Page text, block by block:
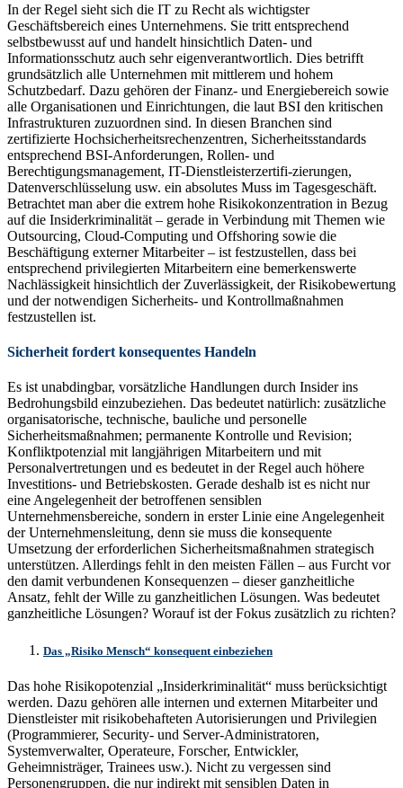
In der Regel sieht sich die IT zu Recht als wichtigster
Geschäftsbereich eines Unternehmens. Sie tritt entsprechend
selbstbewusst auf und handelt hinsichtlich Daten- und
Informationsschutz auch sehr eigenverantwortlich. Dies betrifft
grundsätzlich alle Unternehmen mit mittlerem und hohem
Schutzbedarf. Dazu gehören der Finanz- und Energiebereich sowie
alle Organisationen und Einrichtungen, die laut BSI den kritischen
Infrastrukturen zuzuordnen sind. In diesen Branchen sind
zertifizierte Hochsicherheitsrechenzentren, Sicherheitsstandards
entsprechend BSI-Anforderungen, Rollen- und
Berechtigungsmanagement, IT-Dienstleisterzertifi-zierungen,
Datenverschlüsselung usw. ein absolutes Muss im Tagesgeschäft.
Betrachtet man aber die extrem hohe Risikokonzentration in Bezug
auf die Insiderkriminalität – gerade in Verbindung mit Themen wie
Outsourcing, Cloud-Computing und Offshoring sowie die
Beschäftigung externer Mitarbeiter – ist festzustellen, dass bei
entsprechend privilegierten Mitarbeitern eine bemerkenswerte
Nachlässigkeit hinsichtlich der Zuverlässigkeit, der Risikobewertung
und der notwendigen Sicherheits- und Kontrollmaßnahmen
festzustellen ist.
Sicherheit fordert konsequentes Handeln
Es ist unabdingbar, vorsätzliche Handlungen durch Insider ins
Bedrohungsbild einzubeziehen. Das bedeutet natürlich: zusätzliche
organisatorische, technische, bauliche und personelle
Sicherheitsmaßnahmen; permanente Kontrolle und Revision;
Konfliktpotenzial mit langjährigen Mitarbeitern und mit
Personalvertretungen und es bedeutet in der Regel auch höhere
Investitions- und Betriebskosten. Gerade deshalb ist es nicht nur
eine Angelegenheit der betroffenen sensiblen
Unternehmensbereiche, sondern in erster Linie eine Angelegenheit
der Unternehmensleitung, denn sie muss die konsequente
Umsetzung der erforderlichen Sicherheitsmaßnahmen strategisch
unterstützen. Allerdings fehlt in den meisten Fällen – aus Furcht vor
den damit verbundenen Konsequenzen – dieser ganzheitliche
Ansatz, fehlt der Wille zu ganzheitlichen Lösungen. Was bedeutet
ganzheitliche Lösungen? Worauf ist der Fokus zusätzlich zu richten?
Das „Risiko Mensch“ konsequent einbeziehen
Das hohe Risikopotenzial „Insiderkriminalität“ muss berücksichtigt
werden. Dazu gehören alle internen und externen Mitarbeiter und
Dienstleister mit risikobehafteten Autorisierungen und Privilegien
(Programmierer, Security- und Server-Administratoren,
Systemverwalter, Operateure, Forscher, Entwickler,
Geheimnisträger, Trainees usw.). Nicht zu vergessen sind
Personengruppen, die nur indirekt mit sensiblen Daten in